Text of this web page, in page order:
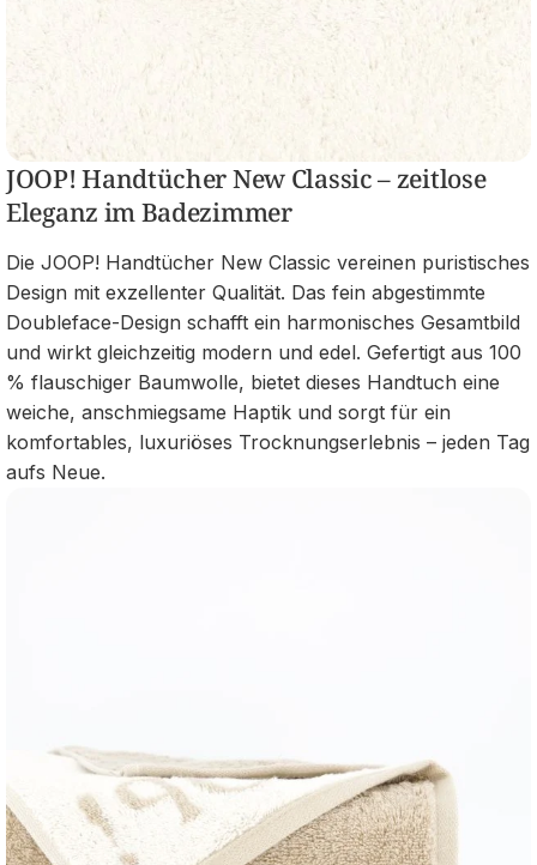
JOOP! Handtücher New Classic – zeitlose
Eleganz im Badezimmer
Die JOOP! Handtücher New Classic vereinen puristisches
Design mit exzellenter Qualität. Das fein abgestimmte
Doubleface-Design schafft ein harmonisches Gesamtbild
und wirkt gleichzeitig modern und edel. Gefertigt aus 100
% flauschiger Baumwolle, bietet dieses Handtuch eine
weiche, anschmiegsame Haptik und sorgt für ein
komfortables, luxuriöses Trocknungserlebnis – jeden Tag
aufs Neue.